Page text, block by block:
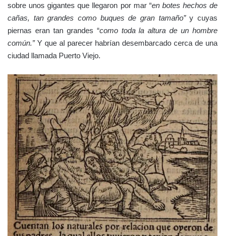
sobre unos gigantes que llegaron por mar “en botes hechos de
cañas, tan grandes como buques de gran tamaño”y cuyas
piernas eran tan grandes “como toda la altura de un hombre
común.” Y que al parecer habrían desembarcado cerca de una
ciudad llamada Puerto Viejo.